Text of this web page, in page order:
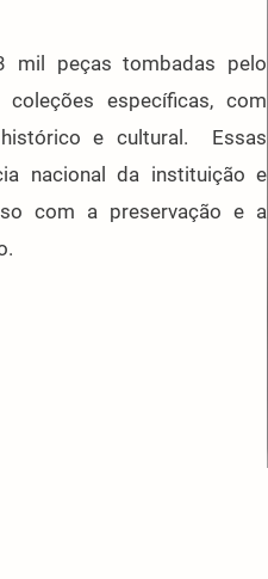
mil peças tombadas pelo
específicas, com
e cultural. Essas
nacional da instituição e
com a preservação e a